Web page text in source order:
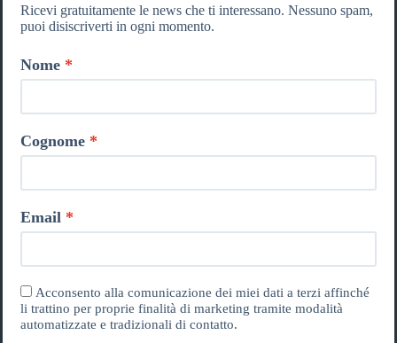
Ricevi gratuitamente le news che ti interessano. Nessuno spam,
puoi disiscriverti in ogni momento.
Nome
Cognome
Email
Acconsento alla comunicazione dei miei dati a terzi affinché
li trattino per proprie finalità di marketing tramite modalità
automatizzate e tradizionali di contatto.